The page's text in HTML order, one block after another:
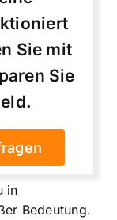
Sie mit
Sie
in
Bedeutung.